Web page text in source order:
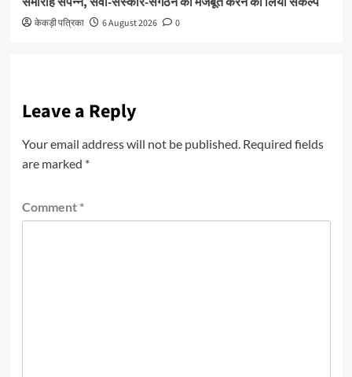
केकड़ी पत्रिका 6 August 2026 0
Leave a Reply
Your email address will not be published. Required fields
are marked *
Comment *